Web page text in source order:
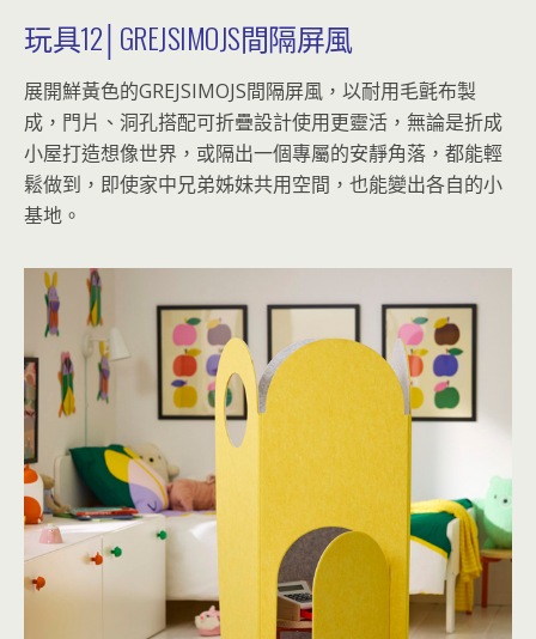
玩具12│GREJSIMOJS間隔屏風
展開鮮黃色的GREJSIMOJS間隔屏風，以耐用毛氈布製
成，門片、洞孔搭配可折疊設計使用更靈活，無論是折成
小屋打造想像世界，或隔出一個專屬的安靜角落，都能輕
鬆做到，即使家中兄弟姊妹共用空間，也能變出各自的小
基地。